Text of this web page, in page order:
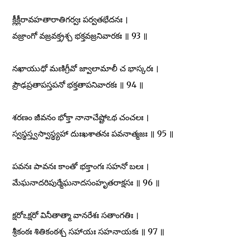
క్లీక్లీరావహతారాతిగర్వః పర్వతభేదనః ।
వజ్రాంగో వజ్రవక్త్రశ్చ భక్తవజ్రనివారకః ॥ 93 ॥
నఖాయుధో మణిగ్రీవో జ్వాలామాలీ చ భాస్కరః ।
ప్రౌఢప్రతాపస్తపనో భక్తతాపనివారకః ॥ 94 ॥
శరణం జీవనం భోక్తా నానాచేష్టోఽథ చంచలః ।
స్వస్థస్త్వస్వాస్థ్యహా దుఃఖశాతనః పవనాత్మజః ॥ 95 ॥
పవనః పావనః కాంతో భక్తాంగః సహనో బలః ।
మేఘనాదరిపుర్మేఘనాదసంహృతరాక్షసః ॥ 96 ॥
క్షరోఽక్షరో వినీతాత్మా వానరేశః సతాంగతిః ।
శ్రీకంఠః శితికంఠశ్చ సహాయః సహనాయకః ॥ 97 ॥